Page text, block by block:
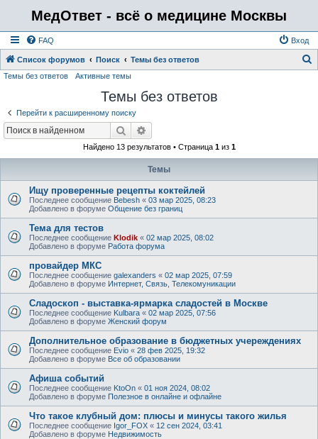
МедОтвет - всё о медицине Москвы
FAQ Вход
Список форумов Поиск Темы без ответов
Темы без ответов Активные темы
Темы без ответов
Перейти к расширенному поиску
Поиск
Найдено 13 результатов • Страница 1из 1
Темы
Ищу проверенные рецепты коктейлей
Последнее сообщение Bebesh « 03 мар 2025, 08:23
Добавлено в форуме Общение без границ
Тема для тестов
Последнее сообщение Klodik « 02 мар 2025, 08:02
Добавлено в форуме Работа форума
провайдер МКС
Последнее сообщение galexanders « 02 мар 2025, 07:59
Добавлено в форуме Интернет, Связь, Телекомуникации
Сладоскоп - выставка-ярмарка сладостей в Москве
Последнее сообщение Kulbara « 02 мар 2025, 07:56
Добавлено в форуме Женский форум
Дополнительное образование в бюджетных учереждениях
Последнее сообщение Evio « 28 фев 2025, 19:32
Добавлено в форуме Все об образовании
Афиша событий
Последнее сообщение KtoOn « 01 ноя 2024, 08:02
Добавлено в форуме Полезное в онлайне и офлайне
Что такое клубный дом: плюсы и минусы такого жилья
Последнее сообщение Igor_FOX « 12 сен 2024, 03:41
Добавлено в форуме Недвижимость